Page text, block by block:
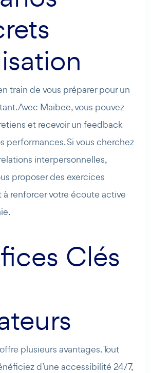
train de vous préparer pour un
Avec Maibee, vous pouvez
et recevoir un feedback
performances. Si vous cherchez
interpersonnelles,
proposer des exercices
à renforcer votre écoute active
Clés
plusieurs avantages. Tout
d’une accessibilité 24/7,